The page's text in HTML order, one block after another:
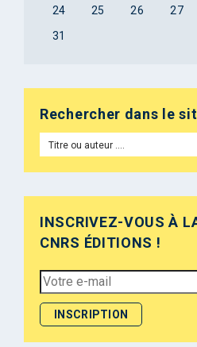
24
25 26 27
31
Rechercher dans le
INSCRIVEZ-VOUS À
CNRS ÉDITIONS !